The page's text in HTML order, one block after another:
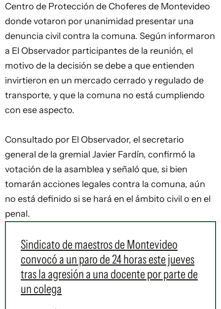
Centro de Protección de Choferes de Montevideo
donde votaron por unanimidad presentar una
denuncia civil contra la comuna. Según informaron
a El Observador participantes de la reunión, el
motivo de la decisión se debe a que entienden
invirtieron en un mercado cerrado y regulado de
transporte, y que la comuna no está cumpliendo
con ese aspecto.
Consultado por El Observador, el secretario
general de la gremial Javier Fardín, confirmó la
votación de la asamblea y señaló que, si bien
tomarán acciones legales contra la comuna, aún
no está definido si se hará en el ámbito civil o en el
penal.
Sindicato de maestros de Montevideo
convocó a un paro de 24 horas este jueves
tras la agresión a una docente por parte de
un colega